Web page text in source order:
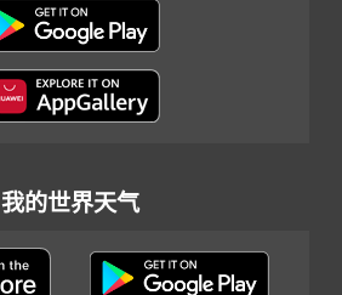
我的世界天气